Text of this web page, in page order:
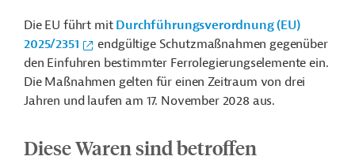
Die EU führt mit Durchführungsverordnung (EU)
2025/2351
endgültige Schutzmaßnahmen gegenüber
den Einfuhren bestimmter Ferrolegierungselemente ein.
Die Maßnahmen gelten für einen Zeitraum von drei
Jahren und laufen am 17. November 2028 aus.
Diese Waren sind betroffen